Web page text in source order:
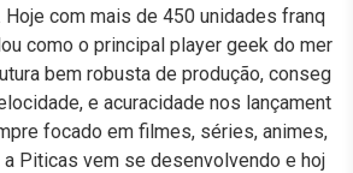
Hoje com mais de 450 unidades franq
como o principal player geek do mer
bem robusta de produção, conseg
e acuracidade nos lançament
focado em filmes, séries, animes,
Piticas vem se desenvolvendo e hoj